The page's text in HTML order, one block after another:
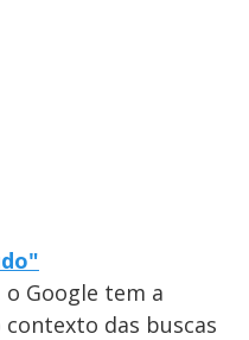
Google tem a
das buscas